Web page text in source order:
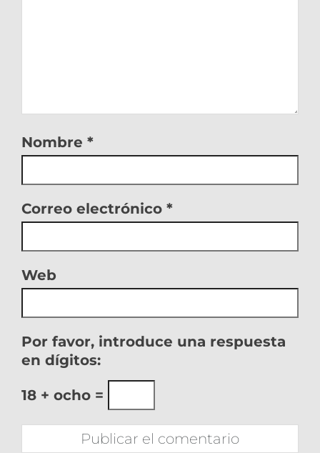
Nombre *
Correo electrónico *
Web
Por favor, introduce una respuesta
en dígitos:
18 + ocho =